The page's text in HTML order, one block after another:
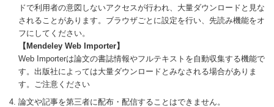
ドで利用者の意図しないアクセスが行われ、大量ダウンロードと見な
されることがあります。ブラウザごとに設定を行い、先読み機能をオ
フにしてください。
【Mendeley Web Importer】
Web Importerは論文の書誌情報やフルテキストを自動収集する機能で
す。出版社によっては大量ダウンロードとみなされる場合がありま
す。ご注意ください
論文や記事を第三者に配布・配信することはできません。